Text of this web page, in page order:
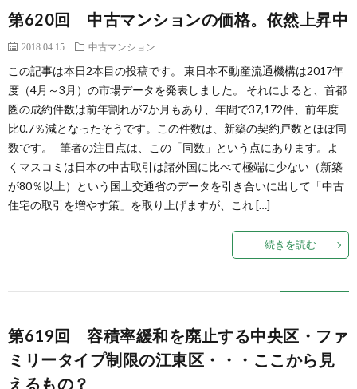
第620回 中古マンションの価格。依然上昇中
2018.04.15 中古マンション
この記事は本日2本目の投稿です。 東日本不動産流通機構は2017年
度（4月～3月）の市場データを発表しました。 それによると、首都
圏の成約件数は前年割れが7か月もあり、年間で37,172件、前年度
比0.7％減となったそうです。この件数は、新築の契約戸数とほぼ同
数です。 筆者の注目点は、この「同数」という点にあります。よ
くマスコミは日本の中古取引は諸外国に比べて極端に少ない（新築
が80％以上）という国土交通省のデータを引き合いに出して「中古
住宅の取引を増やす策」を取り上げますが、これ […]
続きを読む
第619回 容積率緩和を廃止する中央区・ファ
ミリータイプ制限の江東区・・・ここから見
えるもの？